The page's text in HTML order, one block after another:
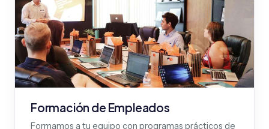
Formación de Empleados
Formamos a tu equipo con programas prácticos de